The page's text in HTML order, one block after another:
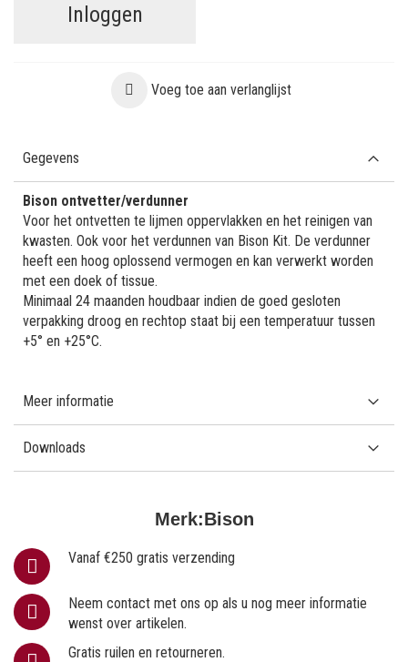
Inloggen
Voeg toe aan verlanglijst
Merk:Bison
Vanaf €250 gratis verzending
Neem contact met ons op als u nog meer informatie
wenst over artikelen.
Gratis ruilen en retourneren.
Gegevens
Bison ontvetter/verdunner
Voor het ontvetten te lijmen oppervlakken en het reinigen van
kwasten. Ook voor het verdunnen van Bison Kit. De verdunner
heeft een hoog oplossend vermogen en kan verwerkt worden
met een doek of tissue.
Minimaal 24 maanden houdbaar indien de goed gesloten
verpakking droog en rechtop staat bij een temperatuur tussen
+5° en +25°C.
Meer informatie
Downloads